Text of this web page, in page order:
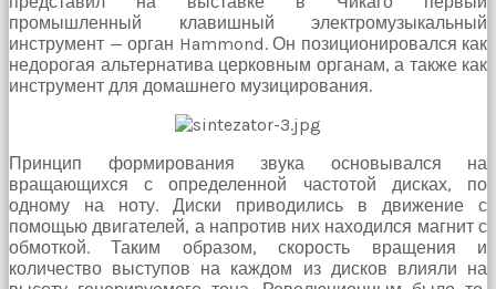
izlediğimi
fark
etti
altyazılı
porno
cayır
yanıyor
olduğu
için
beni
yaka
paça
промышленный клавишный электромузыкальный
инструмент — орган Hammond. Он позиционировался как
недорогая альтернатива церковным органам, а также как
инструмент для домашнего музицирования.
Принцип формирования звука основывался на
вращающихся с определенной частотой дисках, по
одному на ноту. Диски приводились в движение с
помощью двигателей, а напротив них находился магнит с
обмоткой. Таким образом, скорость вращения и
количество выступов на каждом из дисков влияли на